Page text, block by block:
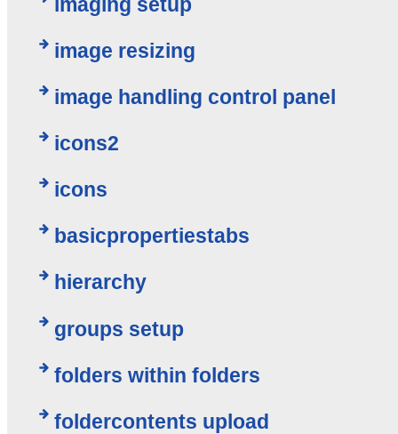
imaging setup
image resizing
image handling control panel
icons2
icons
basicpropertiestabs
hierarchy
groups setup
folders within folders
foldercontents upload